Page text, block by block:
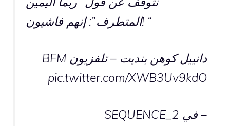
المتطرف”: إنهم فاشيون! “
دانييل كوهن بنديت – تلفزيون BFM
pic.twitter.com/XWB3Uv9kdO
– في SEQUENCE_2